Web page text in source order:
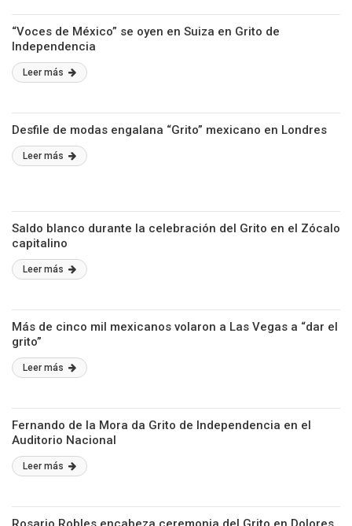
“Voces de México” se oyen en Suiza en Grito de
Independencia
Leer más
Desfile de modas engalana “Grito” mexicano en Londres
Leer más
Saldo blanco durante la celebración del Grito en el Zócalo
capitalino
Leer más
Más de cinco mil mexicanos volaron a Las Vegas a “dar el
grito”
Leer más
Fernando de la Mora da Grito de Independencia en el
Auditorio Nacional
Leer más